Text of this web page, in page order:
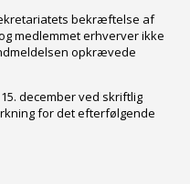
bekræftelse af
medlemmet erhverver ikke
opkrævede
december ved skriftlig
for det efterfølgende